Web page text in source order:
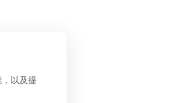
以及提